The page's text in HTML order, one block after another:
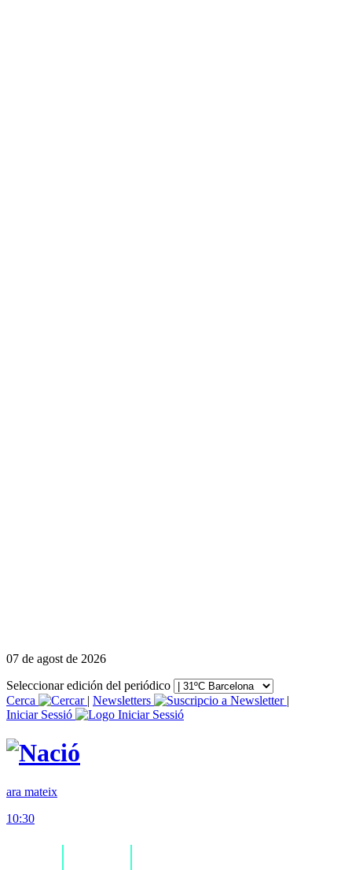
07 de agost de 2026
Seleccionar edición del periódico
Cerca
| Newsletters
|
Iniciar Sessió
ara mateix
10:30